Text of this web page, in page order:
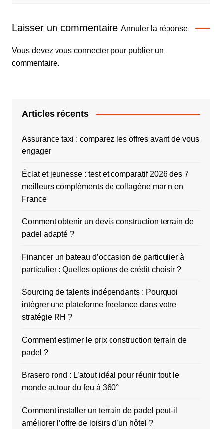
Laisser un commentaire Annuler la réponse
Vous devez vous connecterpour publier un
commentaire.
Articles récents
Assurance taxi : comparez les offres avant de vous
engager
Éclat et jeunesse : test et comparatif 2026 des 7
meilleurs compléments de collagène marin en
France
Comment obtenir un devis construction terrain de
padel adapté ?
Financer un bateau d’occasion de particulier à
particulier : Quelles options de crédit choisir ?
Sourcing de talents indépendants : Pourquoi
intégrer une plateforme freelance dans votre
stratégie RH ?
Comment estimer le prix construction terrain de
padel ?
Brasero rond : L’atout idéal pour réunir tout le
monde autour du feu à 360°
Comment installer un terrain de padel peut-il
améliorer l’offre de loisirs d’un hôtel ?